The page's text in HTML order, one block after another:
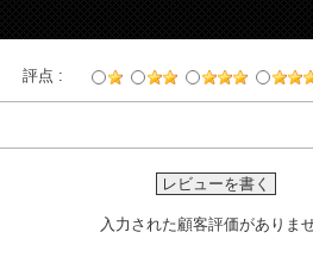
評点 :
レビューを書く
入力された顧客評価がありま